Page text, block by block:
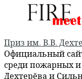
Приз им. В.В.
Официальный
среди пожарных и
Дехтерёва и